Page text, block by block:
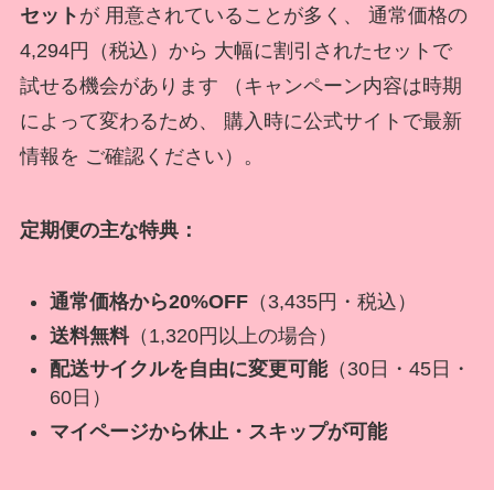
セット が 用意されていることが多く、 通常価格の
4,294円（税込）から 大幅に割引されたセットで
試せる機会があります （キャンペーン内容は時期
によって変わるため、 購入時に公式サイトで最新
情報を ご確認ください）。
定期便の主な特典：
通常価格から20%OFF（3,435円・税込）
送料無料（1,320円以上の場合）
配送サイクルを自由に変更可能（30日・45日・
60日）
マイページから休止・スキップが可能